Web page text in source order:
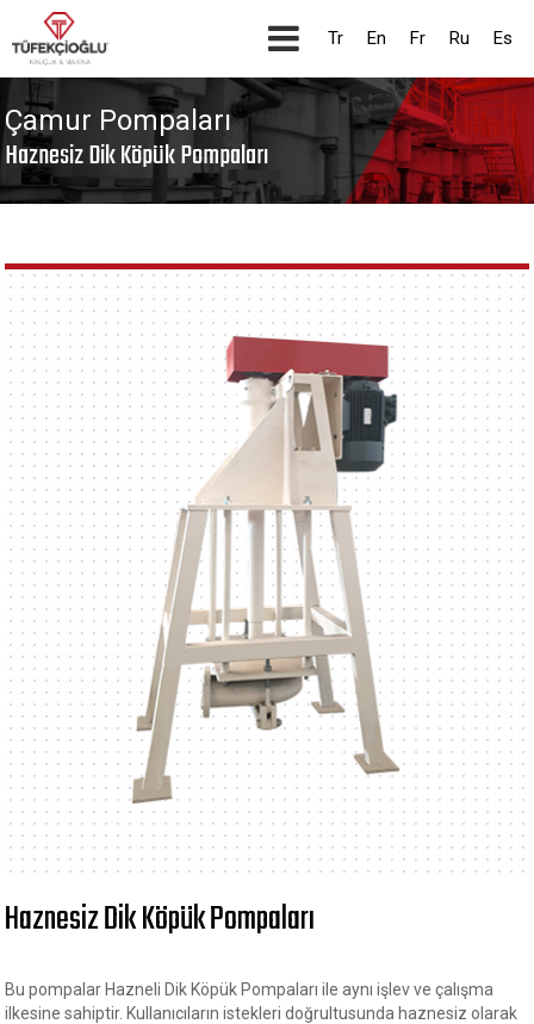
Tr En Fr Ru Es
Çamur Pompaları
Haznesiz Dik Köpük Pompaları
Haznesiz Dik Köpük Pompaları
Bu pompalar Hazneli Dik Köpük Pompaları ile aynı işlev ve çalışma
ilkesine sahiptir. Kullanıcıların istekleri doğrultusunda haznesiz olarak